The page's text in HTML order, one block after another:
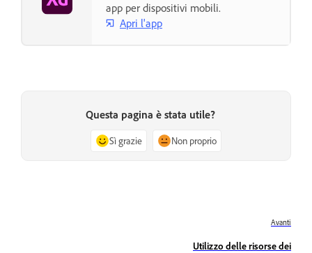
app per dispositivi mobili.
Apri l'app
Questa pagina è stata utile?
Sì grazie Non proprio
Avanti
Utilizzo delle risorse dei